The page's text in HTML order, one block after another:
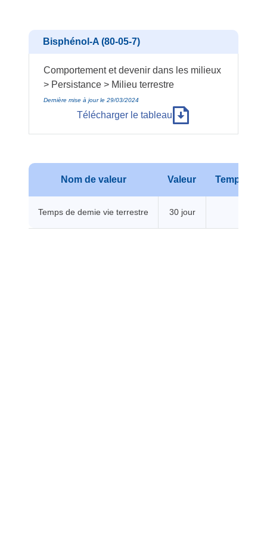
Bisphénol-A (80-05-7)
Comportement et devenir dans les milieux
> Persistance > Milieu terrestre
Dernière mise à jour le 29/03/2024
Télécharger le tableau
Nom de valeur Valeur
Temps de demie vie terrestre 30 jour